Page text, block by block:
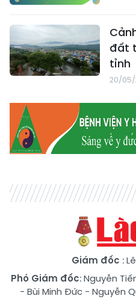
đất
tỉnh
20/05/
Giám đốc :
Phó Giám đốc:Nguyễn
- Bùi Minh Đức- Nguyễn